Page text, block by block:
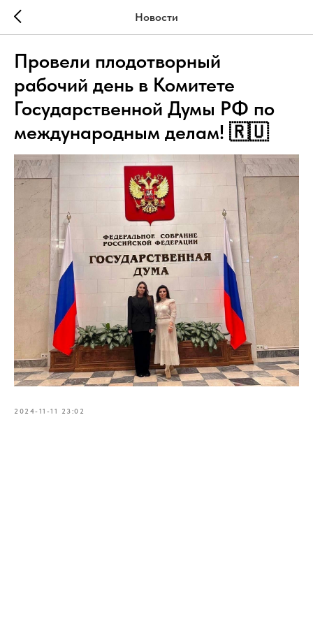
Новости
Провели плодотворный
рабочий день в Комитете
Государственной Думы РФ по
международным делам! 🇷🇺
2024-11-11 23:02